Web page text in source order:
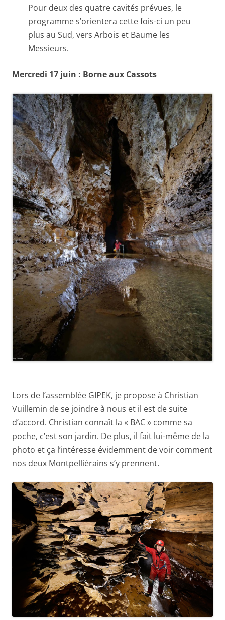
Pour deux des quatre cavités prévues, le
programme s’orientera cette fois-ci un peu
plus au Sud, vers Arbois et Baume les
Messieurs.
Mercredi 17 juin : Borne aux Cassots
Lors de l’assemblée GIPEK, je propose à Christian
Vuillemin de se joindre à nous et il est de suite
d’accord. Christian connaît la « BAC » comme sa
poche, c’est son jardin. De plus, il fait lui-même de la
photo et ça l’intéresse évidemment de voir comment
nos deux Montpelliérains s’y prennent.